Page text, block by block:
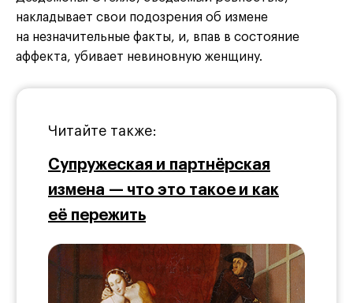
накладывает свои подозрения об измене
на незначительные факты, и, впав в состояние
аффекта, убивает невиновную женщину.
Читайте также:
Супружеская и партнёрская
измена — что это такое и как
её пережить